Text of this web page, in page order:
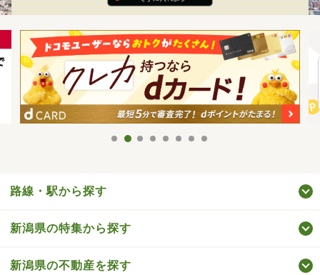
路線・駅から探す
新潟県の特集から探す
新潟県の不動産を探す